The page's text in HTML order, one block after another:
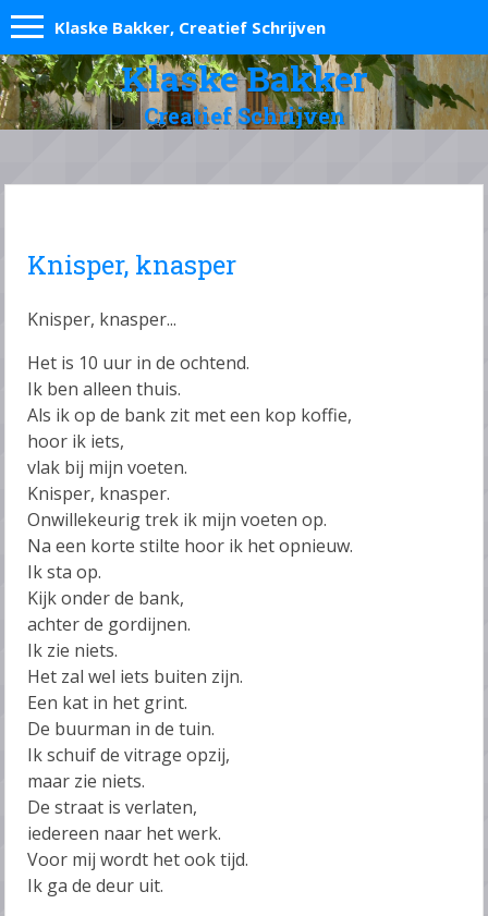
Klaske Bakker, Creatief Schrijven
Klaske Bakker
Creatief Schrijven
Knisper, knasper
Knisper, knasper...
Het is 10 uur in de ochtend.
Ik ben alleen thuis.
Als ik op de bank zit met een kop koffie,
hoor ik iets,
vlak bij mijn voeten.
Knisper, knasper.
Onwillekeurig trek ik mijn voeten op.
Na een korte stilte hoor ik het opnieuw.
Ik sta op.
Kijk onder de bank,
achter de gordijnen.
Ik zie niets.
Het zal wel iets buiten zijn.
Een kat in het grint.
De buurman in de tuin.
Ik schuif de vitrage opzij,
maar zie niets.
De straat is verlaten,
iedereen naar het werk.
Voor mij wordt het ook tijd.
Ik ga de deur uit.